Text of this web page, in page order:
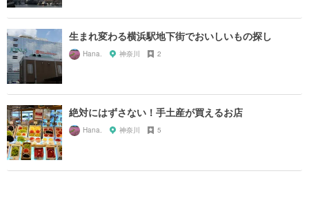
生まれ変わる横浜駅地下街でおいしいもの探し
Hana. 神奈川 2
絶対にはずさない！手土産が買えるお店
Hana. 神奈川 5